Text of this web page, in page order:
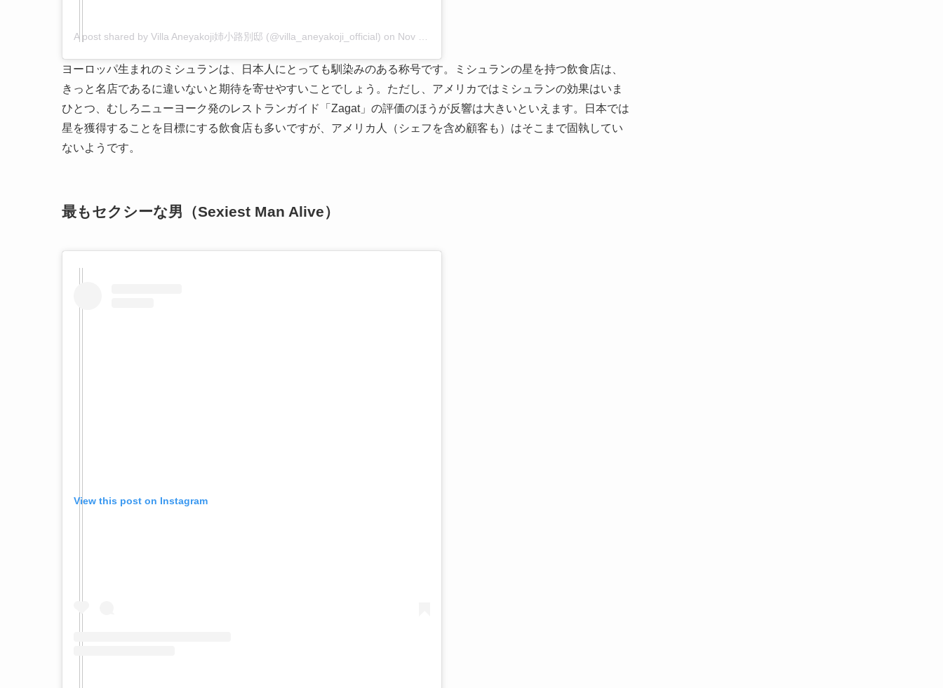
A post shared by Villa Aneyakoji姉小路別邸 (@villa_aneyakoji_official) on Nov 11, 2017 at 7:36pm PST
ヨーロッパ生まれのミシュランは、日本人にとっても馴染みのある称号です。ミシュランの星を持つ飲食店は、
きっと名店であるに違いないと期待を寄せやすいことでしょう。ただし、アメリカではミシュランの効果はいま
ひとつ、むしろニューヨーク発のレストランガイド「Zagat」の評価のほうが反響は大きいといえます。日本では
星を獲得することを目標にする飲食店も多いですが、アメリカ人（シェフを含め顧客も）はそこまで固執してい
ないようです。
最もセクシーな男（Sexiest Man Alive）
View this post on Instagram